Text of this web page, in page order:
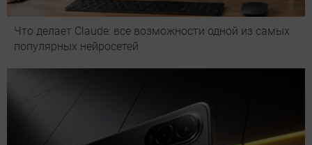
Что делает Сlaude: все возможности одной из самых
популярных нейросетей